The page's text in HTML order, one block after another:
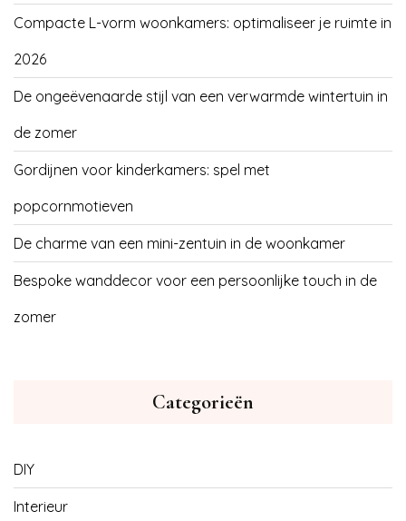
Compacte L-vorm woonkamers: optimaliseer je ruimte in
2026
De ongeëvenaarde stijl van een verwarmde wintertuin in
de zomer
Gordijnen voor kinderkamers: spel met
popcornmotieven
De charme van een mini-zentuin in de woonkamer
Bespoke wanddecor voor een persoonlijke touch in de
zomer
Categorieën
DIY
Interieur